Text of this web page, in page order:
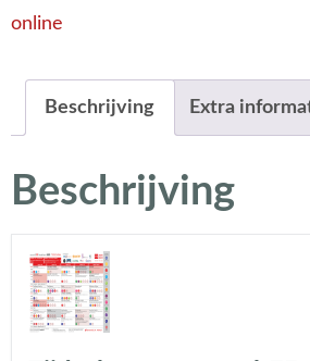
online
Beschrijving Extra
Beschrijving